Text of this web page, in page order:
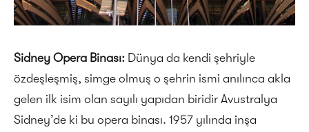
Sidney Opera Binası: Dünya da kendi şehriyle
özdeşleşmiş, simge olmuş o şehrin ismi anılınca akla
gelen ilk isim olan sayılı yapıdan biridir Avustralya
Sidney’de ki bu opera binası. 1957 yılında inşa